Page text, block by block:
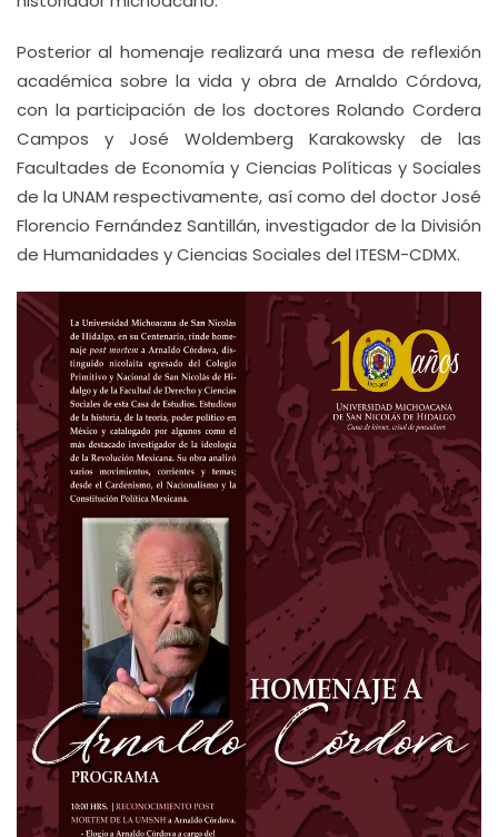
Posterior al homenaje realizará una mesa de reflexión
académica sobre la vida y obra de Arnaldo Córdova,
con la participación de los doctores Rolando Cordera
Campos y José Woldemberg Karakowsky de las
Facultades de Economía y Ciencias Políticas y Sociales
de la UNAM respectivamente, así como del doctor José
Florencio Fernández Santillán, investigador de la División
de Humanidades y Ciencias Sociales del ITESM-CDMX.